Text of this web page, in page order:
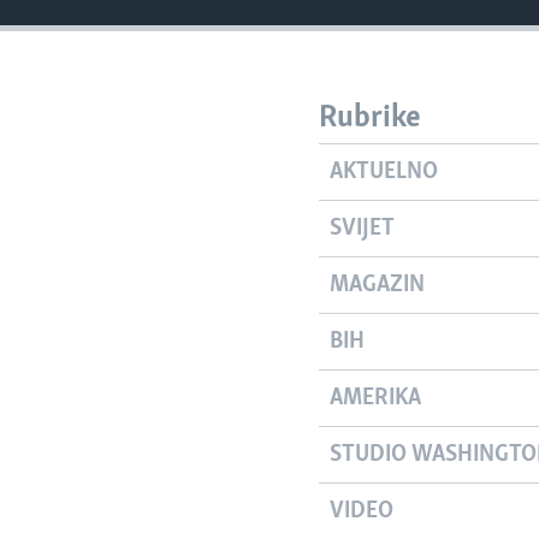
Rubrike
AKTUELNO
SVIJET
MAGAZIN
BIH
AMERIKA
STUDIO
VIDEO